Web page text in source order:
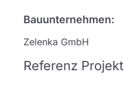
Bauunternehmen:
Zelenka GmbH
Referenz Projekt